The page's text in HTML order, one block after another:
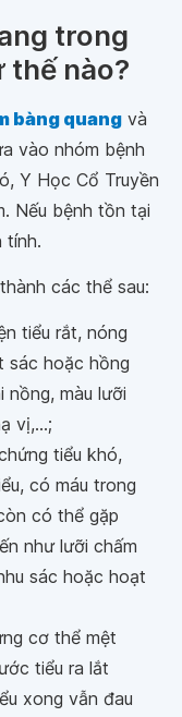
trong
thế nào?
bàng quang và
vào nhóm bệnh
Y Học Cổ Truyền
Nếu bệnh tồn tại
tính.
các thể sau:
tiểu rắt, nóng
sác hoặc hồng
nồng, màu lưỡi
vị,...;
tiểu khó,
có máu trong
có thể gặp
như lưỡi chấm
sác hoặc hoạt
cơ thể mệt
tiểu ra lắt
xong vẫn đau